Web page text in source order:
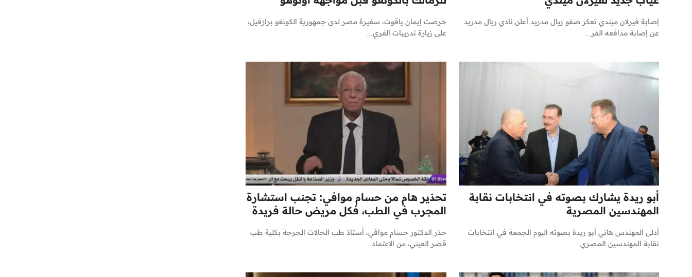
إصابة فيرلان ميندي تعكر صفو ريال مدريد أعلن نادي ريال مدريد
عن إصابة مدافعه الفر...
حرصت إيمان ياقوت، سفيرة مصر لدى جمهورية الكونغو برازفيل،
على زيارة تدريبات الفري...
أبو ريدة يشارك بصوته في انتخابات نقابة
المهندسين المصرية
أدلى المهندس هاني أبو ريدة بصوته اليوم الجمعة في انتخابات
نقابة المهندسين المصري...
تحذير هام من حسام موافي: تجنب استشارة
المجرب في الطب، فكل مريض حالة فريدة
حذر الدكتور حسام موافي، أستاذ طب الحالات الحرجة بكلية طب
قصر العيني، من الاعتماد...